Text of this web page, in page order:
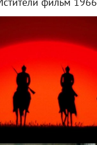
фильм 1966